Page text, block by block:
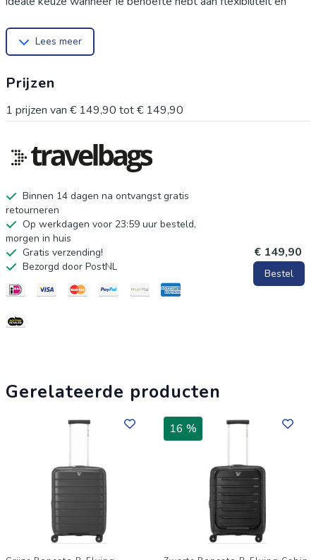
vakanties of zakenreizen van gemiddeld één tot twee weken.
strakke, moderne afwerking, combineert deze koffer
betrouwbaarheid met een eigentijdse look. De mogelijkheid
zelfs niet na onverwachte aankopen op je bestemming. De
belangrijkste specificaties op een rij: * Gewicht: 3.5 kg *
Inhoud: 80 liter (uitbreidbaar met 13 liter) * Afmetingen: 70 x
46.5 x 28 cm * Materiaal: Polypropyleen * Wielen: 4 dubbele
zwenkwielen * Sluiting: Geïntegreerd TSA-cijferslot
Voordelen Roncato Skyline 2.0 Medium Trolley 70 Exp.
midnight blue Met een basisvolume van 80 liter biedt deze
trolley ruim voldoende capaciteit voor een reis van 1 tot 2
weken. Wanneer je extra bagage meeneemt, zorgt de
met ritssluiting als handige pakbanden. Dit zorgt ervoor dat je
bagage netjes op zijn plek blijft, en dat je overzicht houdt over
al je spullen. Veiligheid staat voorop dankzij het geïntegreerde
Verenigde Staten reist, maar biedt overal ter wereld een
betrouwbare beveiliging. Het gebruiksgemak is hoog door de
vier dubbele wielen. Deze wielen zijn 360 graden draaibaar en
zorgen ervoor dat je de koffer moeiteloos rechtop naast je
Lees meer
Prijzen
1 prijzen van € 149,90 tot€ 149,90
Binnen 14 dagen na ontvangst gratis
retourneren
Op werkdagen voor 23:59 uur besteld,
morgen in huis
Gratis verzending!
Bezorgd door PostNL
€ 149,90
Bestel
Gerelateerde producten
16 %